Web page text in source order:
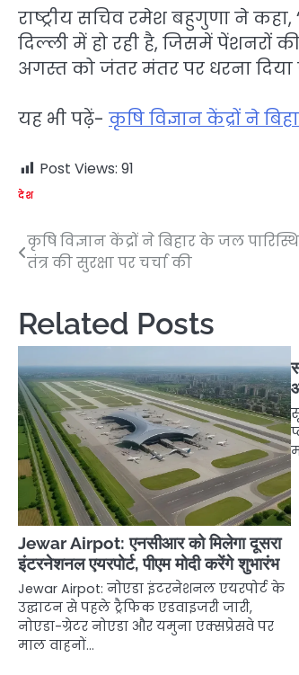
राष्ट्रीय सचिव रमेश बहुगुणा ने
दिल्ली में हो रही है, जिसमें पेंशनरों
अगस्त को जंतर मंतर पर धरना
यह भी पढ़ें- कृषि विज्ञान केंद्रों ने
Post Views: 91
देश
Post
navigation
कृषि विज्ञान केंद्रों ने बिहार के जल
तंत्र की सुरक्षा पर चर्चा की
Related Posts
Jewar Airpot: एनसीआर को मिलेगा दूसरा
इंटरनेशनल एयरपोर्ट, पीएम मोदी करेंगे शुभारंभ
Jewar Airpot: नोएडा इंटरनेशनल एयरपोर्ट के
उद्घाटन से पहले ट्रैफिक एडवाइजरी जारी,
नोएडा-ग्रेटर नोएडा और यमुना एक्सप्रेसवे पर
माल वाहनों…